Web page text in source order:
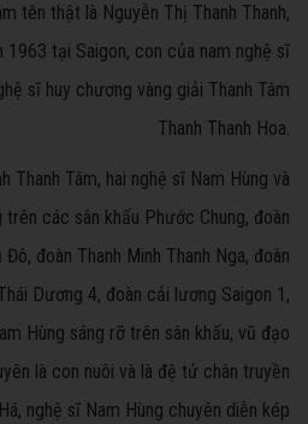
tên thật là Nguyễn Thị Thanh Thanh,
1963 tại Saigon, con của nam nghệ sĩ
sĩ huy chương vàng giải Thanh Tâm
Thanh Thanh Hoa.
Thanh Tâm, hai nghệ sĩ Nam Hùng và
trên các sân khấu Phước Chung, đoàn
đoàn Thanh Minh Thanh Nga, đoàn
Dương 4, đoàn cải lương Saigon 1,
Hùng sáng rỡ trên sân khấu, vũ đạo
là con nuôi và là đệ tử chân truyền
nghệ sĩ Nam Hùng chuyên diễn kép